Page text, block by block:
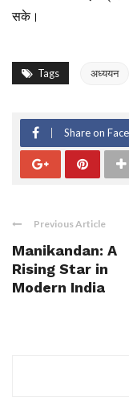
सके।
Tags अध्ययन
Share on
Previous Article
Manikandan: A
Rising Star in
Modern India